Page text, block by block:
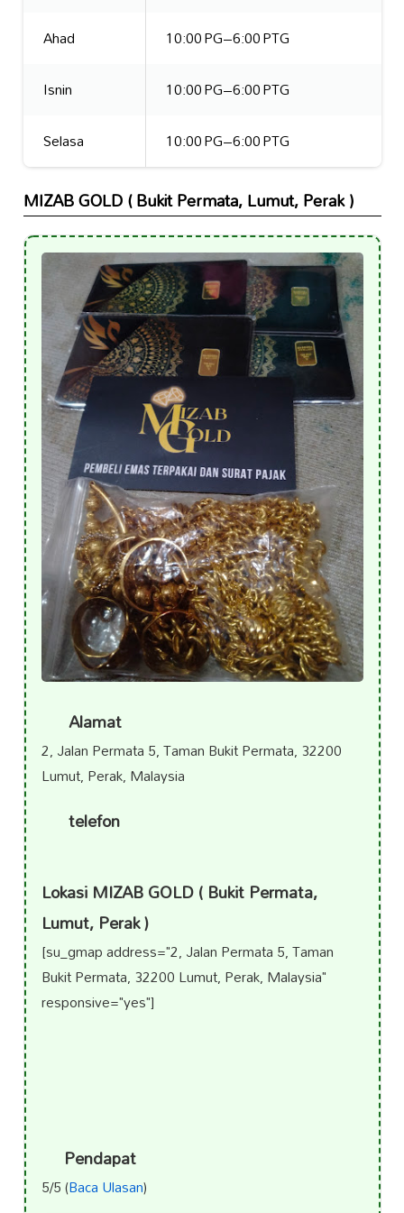
Ahad
10:00 PG–6:00 PTG
Isnin
10:00 PG–6:00 PTG
Selasa
10:00 PG–6:00 PTG
MIZAB GOLD ( Bukit Permata, Lumut, Perak )
Alamat
2, Jalan Permata 5, Taman Bukit Permata, 32200
Lumut, Perak, Malaysia
telefon
Lokasi MIZAB GOLD ( Bukit Permata,
Lumut, Perak )
[su_gmap address="2, Jalan Permata 5, Taman
Bukit Permata, 32200 Lumut, Perak, Malaysia"
responsive="yes"]
Pendapat
5/5 (Baca Ulasan)